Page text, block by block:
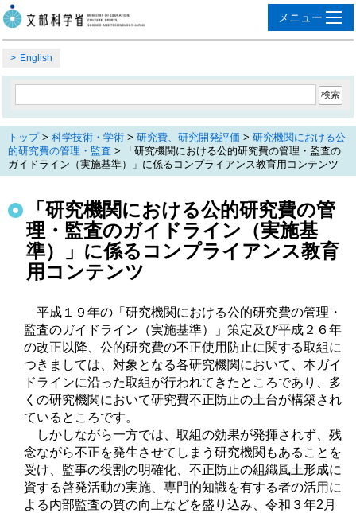
English
トップ> 科学技術・学術 > 研究費、研究開発評価 > 研究機関における公
的研究費の管理・監査 > 「研究機関における公的研究費の管理・監査の
ガイドライン（実施基準）」に係るコンプライアンス教育用コンテンツ
「研究機関における公的研究費の管
理・監査のガイドライン（実施基
準）」に係るコンプライアンス教育
用コンテンツ
平成１９年の「研究機関における公的研究費の管理・
監査のガイドライン（実施基準）」策定及び平成２６年
の改正以降、公的研究費の不正使用防止に関する取組に
つきましては、対象となる各研究機関において、本ガイ
ドラインに沿った取組が行われてきたところであり、多
くの研究機関において研究費不正防止の土台が構築され
ているところです。
しかしながら一方では、取組の効果が発揮されず、残
念ながら不正を発生させてしまう研究機関もあることを
受け、監事の役割の明確化、不正防止の組織風土形成に
資する啓発活動の実施、専門的知識を有する者の活用に
よる内部監査の質の向上などを盛り込み、令和３年2月